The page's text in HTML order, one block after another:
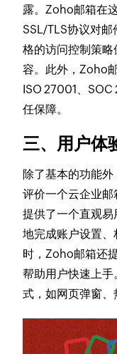
露。Zoho邮箱在
SSL/TLS协议对
格的访问控制策
容。此外，Zoho
ISO 27001、SOC
任保障。
三、用户体
除了基本的功能
评价一个云企业
提供了一个直观
地完成账户设置
时，Zoho邮箱还
帮助用户快速上
式，如网页弹窗、